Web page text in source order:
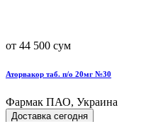
от 44 500 сум
Аторвакор таб. п/о 20мг №30
Фармак ПАО, Украина
Доставка сегодня